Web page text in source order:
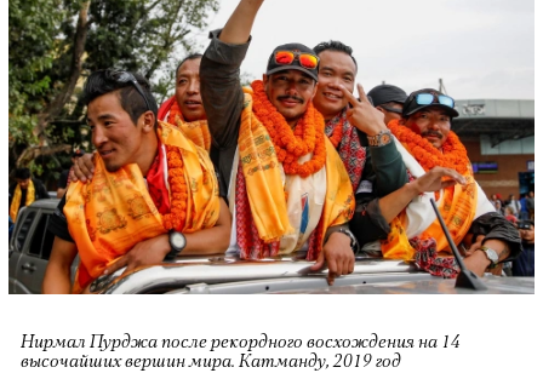
Нирмал Пурджа после рекордного восхождения на 14
высочайших вершин мира. Катманду, 2019 год